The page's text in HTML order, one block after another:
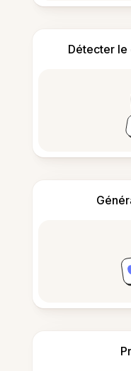
Détecter le